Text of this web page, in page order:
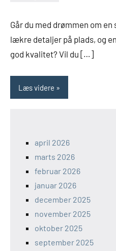
Går du med drømmen om
lækre detaljer på plads, og
god kvalitet? Vil du […]
Læs videre
april 2026
marts 2026
februar 2026
januar 2026
december 2025
november 2025
oktober 2025
september 2025